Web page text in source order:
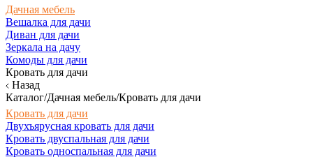
Дачная мебель
Вешалка для дачи
Диван для дачи
Зеркала на дачу
Комоды для дачи
Кровать для дачи
Назад
Каталог/Дачная мебель/Кровать для дачи
Кровать для дачи
Двухъярусная кровать для дачи
Кровать двуспальная для дачи
Кровать односпальная для дачи